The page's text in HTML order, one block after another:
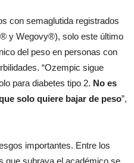
con semaglutida registrados
y Wegovy®), solo este último
del peso en personas con
“Ozempic sigue
para diabetes tipo 2. No es
solo quiere bajar de peso”,
importantes. Entre los
que subraya el académico se